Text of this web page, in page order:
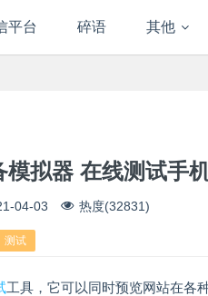
平台 碎语 其他
拟器 在线测试手
04-03 热度(32831)
测试
工具，它可以同时预览网站在各